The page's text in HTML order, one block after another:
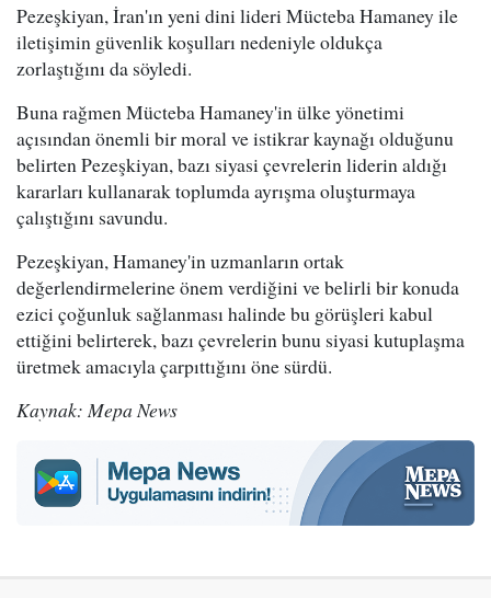
Pezeşkiyan, İran'ın yeni dini lideri Mücteba Hamaney ile
iletişimin güvenlik koşulları nedeniyle oldukça
zorlaştığını da söyledi.
Buna rağmen Mücteba Hamaney'in ülke yönetimi
açısından önemli bir moral ve istikrar kaynağı olduğunu
belirten Pezeşkiyan, bazı siyasi çevrelerin liderin aldığı
kararları kullanarak toplumda ayrışma oluşturmaya
çalıştığını savundu.
Pezeşkiyan, Hamaney'in uzmanların ortak
değerlendirmelerine önem verdiğini ve belirli bir konuda
ezici çoğunluk sağlanması halinde bu görüşleri kabul
ettiğini belirterek, bazı çevrelerin bunu siyasi kutuplaşma
üretmek amacıyla çarpıttığını öne sürdü.
Kaynak: Mepa News